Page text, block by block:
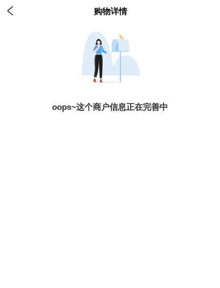
 购物详情
oops~这个商户信息正在完善中